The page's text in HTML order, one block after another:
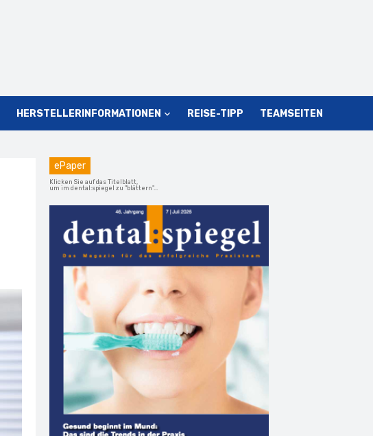
HERSTELLERINFORMATIONEN REISE-TIPP TEAMSEITEN
ePaper
Klicken Sie auf das Titelblatt,
um im dental:spiegel zu "blättern"...